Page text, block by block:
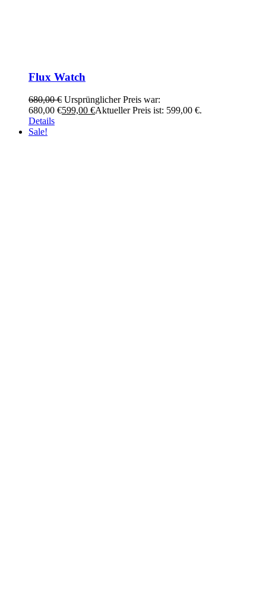
Flux Watch
680,00€ Ursprünglicher Preis war:
680,00 €599,00 €Aktueller Preis ist: 599,00 €.
Details
Sale!